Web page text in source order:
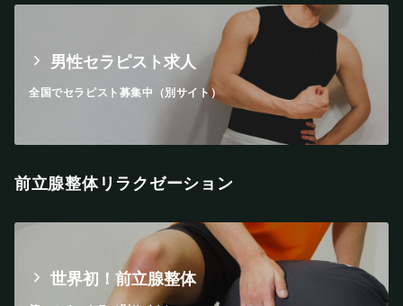
男性セラピスト求人
全国でセラピスト募集中（別サイト）
前立腺整体リラクゼーション
世界初！前立腺整体